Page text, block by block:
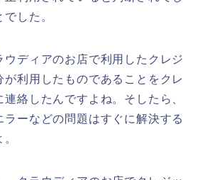
した。
ウディアのお店で利用したクレジ
が利用したものであることをクレ
絡したんですよね。そしたら、
ラーなどの問題はすぐに解決する